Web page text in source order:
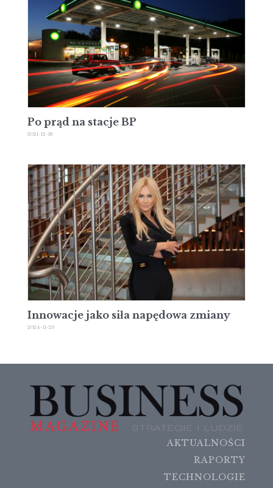
Po prąd na stacje BP
2021-12-18
Innowacje jako siła napędowa zmiany
2024-11-29
AKTUALNOŚCI
RAPORTY
TECHNOLOGIE